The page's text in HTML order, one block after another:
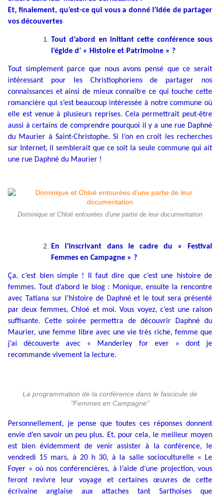
Et, finalement, qu’est-ce qui vous a donné l’idée de partager
vos découvertes
Tout d’abord en initiant cette conférence sous
l’égide d’ « Histoire et Patrimoine » ?
Tout simplement parce que nous avons pensé que ce serait
intéressant pour les Christiophoriens de partager nos
connaissances et ainsi de mieux connaître ce qui touche cette
romancière qui s’est beaucoup intéressée à notre commune où
elle est venue à plusieurs reprises. Cela permettrait peut-être
aussi à certains de comprendre pourquoi il y a une rue Daphné
du Maurier à Saint-Christophe. Si l’on en croit les recherches
sur Internet, il semblerait que ce soit la seule commune qui ait
une rue Daphné du Maurier !
Dominique et Chloé entourées d'une partie de leur documentation
En l’inscrivant dans le cadre du « Festival
Femmes en Campagne » ?
Ça, c’est bien simple ! Il faut dire que c’est une histoire de
femmes. Tout d’abord le blog : Monique, ensuite la rencontre
avec Tatiana sur l’histoire de Daphné et le tout sera présenté
par deux femmes, Chloé et moi. Vous voyez, c’est une raison
suffisante. Cette soirée permettra de découvrir Daphné du
Maurier, une femme libre avec une vie très riche, femme que
j’ai découverte avec « Manderley for ever » dont je
recommande vivement la lecture.
La programmation de la conférence dans le fascicule de
"Femmes en Campagne"
Personnellement, je pense que toutes ces réponses donnent
envie d’en savoir un peu plus. Et, pour cela, le meilleur moyen
est bien évidemment de venir assister à la conférence, le
vendredi 15 mars, à 20 h 30, à la salle socioculturelle « Le
Foyer » où nos conférencières, à l’aide d’une projection, vous
feront revivre leur voyage et certaines œuvres de cette
écrivaine anglaise aux attaches tant Sarthoises que